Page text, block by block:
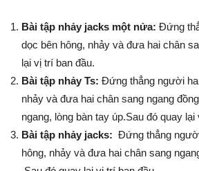
Bài tập nhảy jacks một nửa: Đứng
dọc bên hông, nhảy và đưa hai chân
lại vị trí ban đầu.
Bài tập nhảy Ts: Đứng thẳng người
nhảy và đưa hai chân sang ngang
ngang, lòng bàn tay úp.Sau đó quay lại
Bài tập nhảy jacks: Đứng thẳng
hông, nhảy và đưa hai chân sang